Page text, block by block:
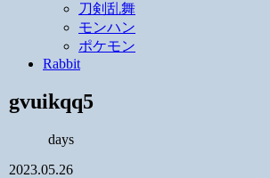
刀剣乱舞
モンハン
ポケモン
Rabbit
gvuikqq5
days
2023.05.26